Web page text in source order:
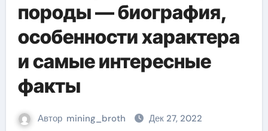
породы — биография,
особенности характера
и самые интересные
факты
Автор mining_broth Дек 27, 2022